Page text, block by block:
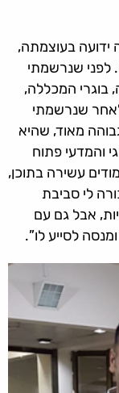
בעוצמתה,
לפני שנרשמתי
בוגרי המכללה,
שנרשמתי
מאוד, שהיא
והמדעי פתוח
עשירה בתוכן,
לי סביבת
אבל גם עם
לסייע לו”.